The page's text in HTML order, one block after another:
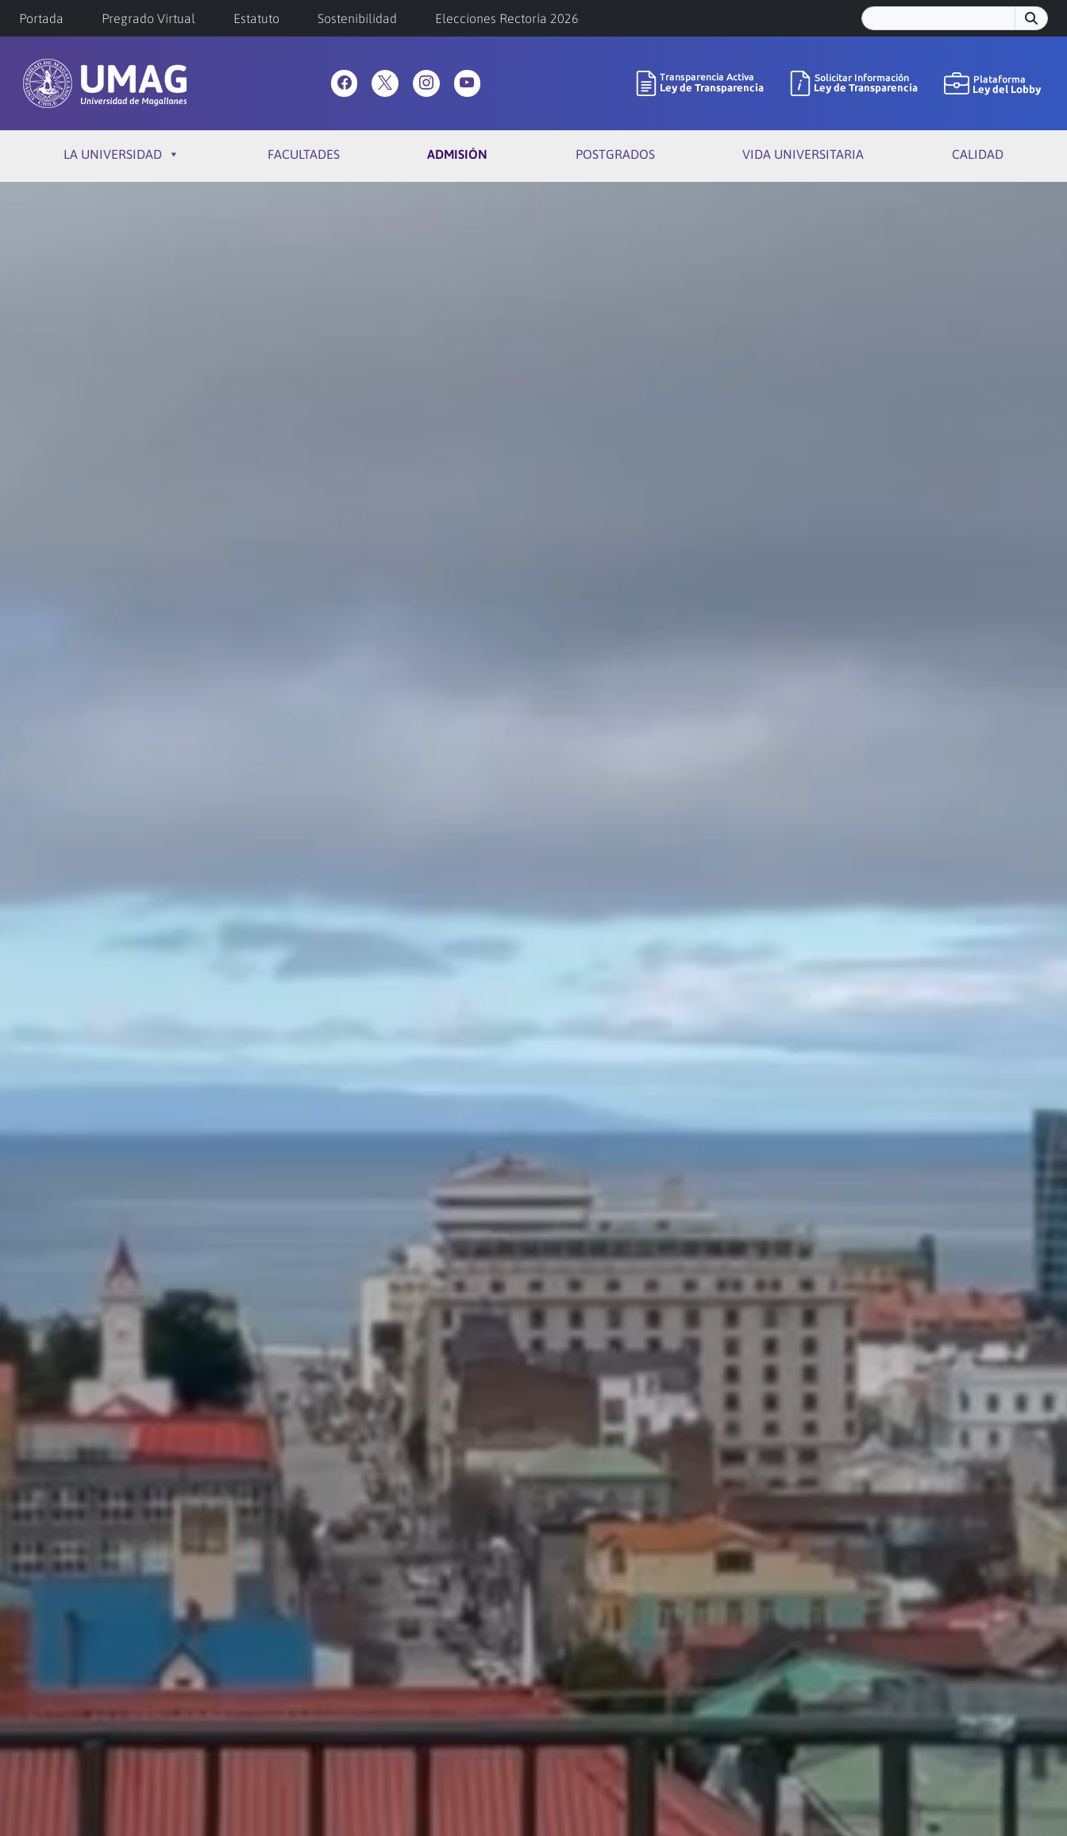
Portada Pregrado Virtual Estatuto Sostenibilidad Elecciones Rectoría 2026
LA UNIVERSIDAD FACULTADES ADMISIÓN POSTGRADOS VIDA UNIVERSITARIA CALIDAD